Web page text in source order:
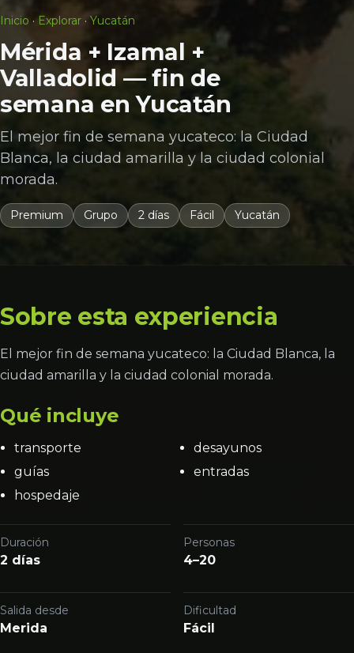
Inicio ·Explorar · Yucatán
Mérida + Izamal +
Valladolid — fin de
semana en Yucatán
El mejor fin de semana yucateco: la Ciudad
Blanca, la ciudad amarilla y la ciudad colonial
morada.
Premium Grupo 2 días Fácil Yucatán
Sobre esta experiencia
El mejor fin de semana yucateco: la Ciudad Blanca, la
ciudad amarilla y la ciudad colonial morada.
Qué incluye
transporte
guías
hospedaje
desayunos
entradas
Duración
2 días
Personas
4–20
Salida desde
Merida
Dificultad
Fácil